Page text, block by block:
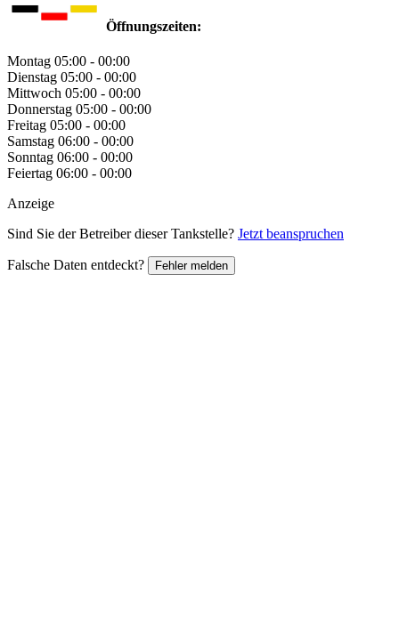
Öffnungszeiten:
Montag 05:00 - 00:00
Dienstag 05:00 - 00:00
Mittwoch 05:00 - 00:00
Donnerstag 05:00 - 00:00
Freitag 05:00 - 00:00
Samstag 06:00 - 00:00
Sonntag 06:00 - 00:00
Feiertag 06:00 - 00:00
Anzeige
Sind Sie der Betreiber dieser Tankstelle? Jetzt beanspruchen
Falsche Daten entdeckt? Fehler melden